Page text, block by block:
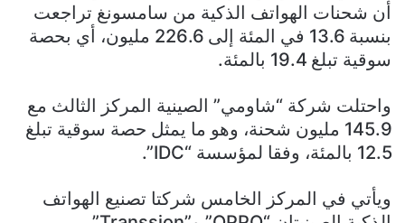
أن شحنات الهواتف الذكية من سامسونغ تراجعت
بنسبة 13.6 في المئة إلى 226.6 مليون، أي بحصة
سوقية تبلغ 19.4 بالمئة.
واحتلت شركة “شاومي” الصينية المركز الثالث مع
145.9 مليون شحنة، وهو ما يمثل حصة سوقية تبلغ
12.5 بالمئة، وفقا لمؤسسة “IDC”.
ويأتي في المركز الخامس شركتا تصنيع الهواتف